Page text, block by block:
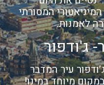
המסורתי
לאמנות.
עיר המדבר
מיוחד במינו!